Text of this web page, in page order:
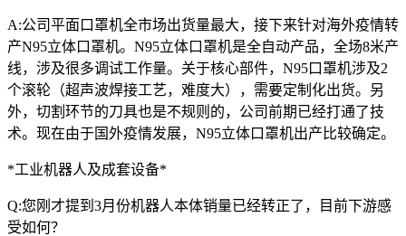
A:公司平面口罩机全市场出货量最大，接下来针对海外疫情转
产N95立体口罩机。N95立体口罩机是全自动产品，全场8米产
线，涉及很多调试工作量。关于核心部件，N95口罩机涉及2
个滚轮（超声波焊接工艺，难度大），需要定制化出货。另
外，切割环节的刀具也是不规则的，公司前期已经打通了技
术。现在由于国外疫情发展，N95立体口罩机出产比较确定。
*工业机器人及成套设备*
Q:您刚才提到3月份机器人本体销量已经转正了，目前下游感
受如何？